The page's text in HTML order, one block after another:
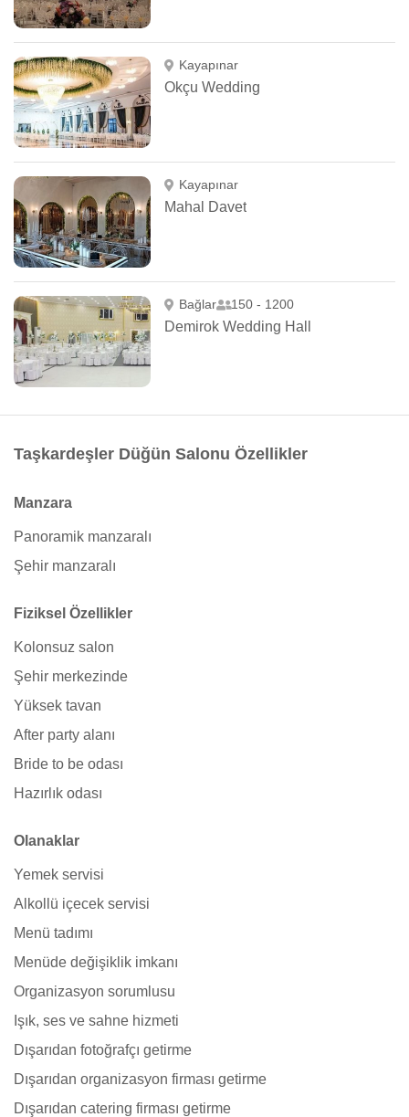
Kayapınar
Okçu Wedding
Kayapınar
Mahal Davet
Bağlar 150 - 1200
Demirok Wedding Hall
Taşkardeşler Düğün Salonu Özellikler
Manzara
Panoramik manzaralı
Şehir manzaralı
Fiziksel Özellikler
Kolonsuz salon
Şehir merkezinde
Yüksek tavan
After party alanı
Bride to be odası
Hazırlık odası
Olanaklar
Yemek servisi
Alkollü içecek servisi
Menü tadımı
Menüde değişiklik imkanı
Organizasyon sorumlusu
Işık, ses ve sahne hizmeti
Dışarıdan fotoğrafçı getirme
Dışarıdan organizasyon firması getirme
Dışarıdan catering firması getirme